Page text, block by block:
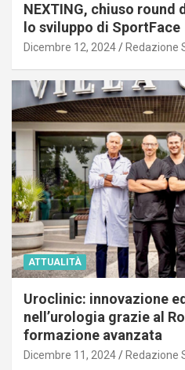
NEXTING, chiuso round
lo sviluppo di SportFace
Dicembre 12, 2024 Redazione
ATTUALITÀ
Uroclinic: innovazione
nell’urologia grazie al
formazione avanzata
Dicembre 11, 2024 Redazione